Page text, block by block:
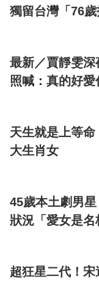
獨留台灣「76
最新／賈靜雯
照喊：真的好愛
天生就是上等
大生肖女
45歲本土劇男
狀況「愛女是名
超狂星二代！